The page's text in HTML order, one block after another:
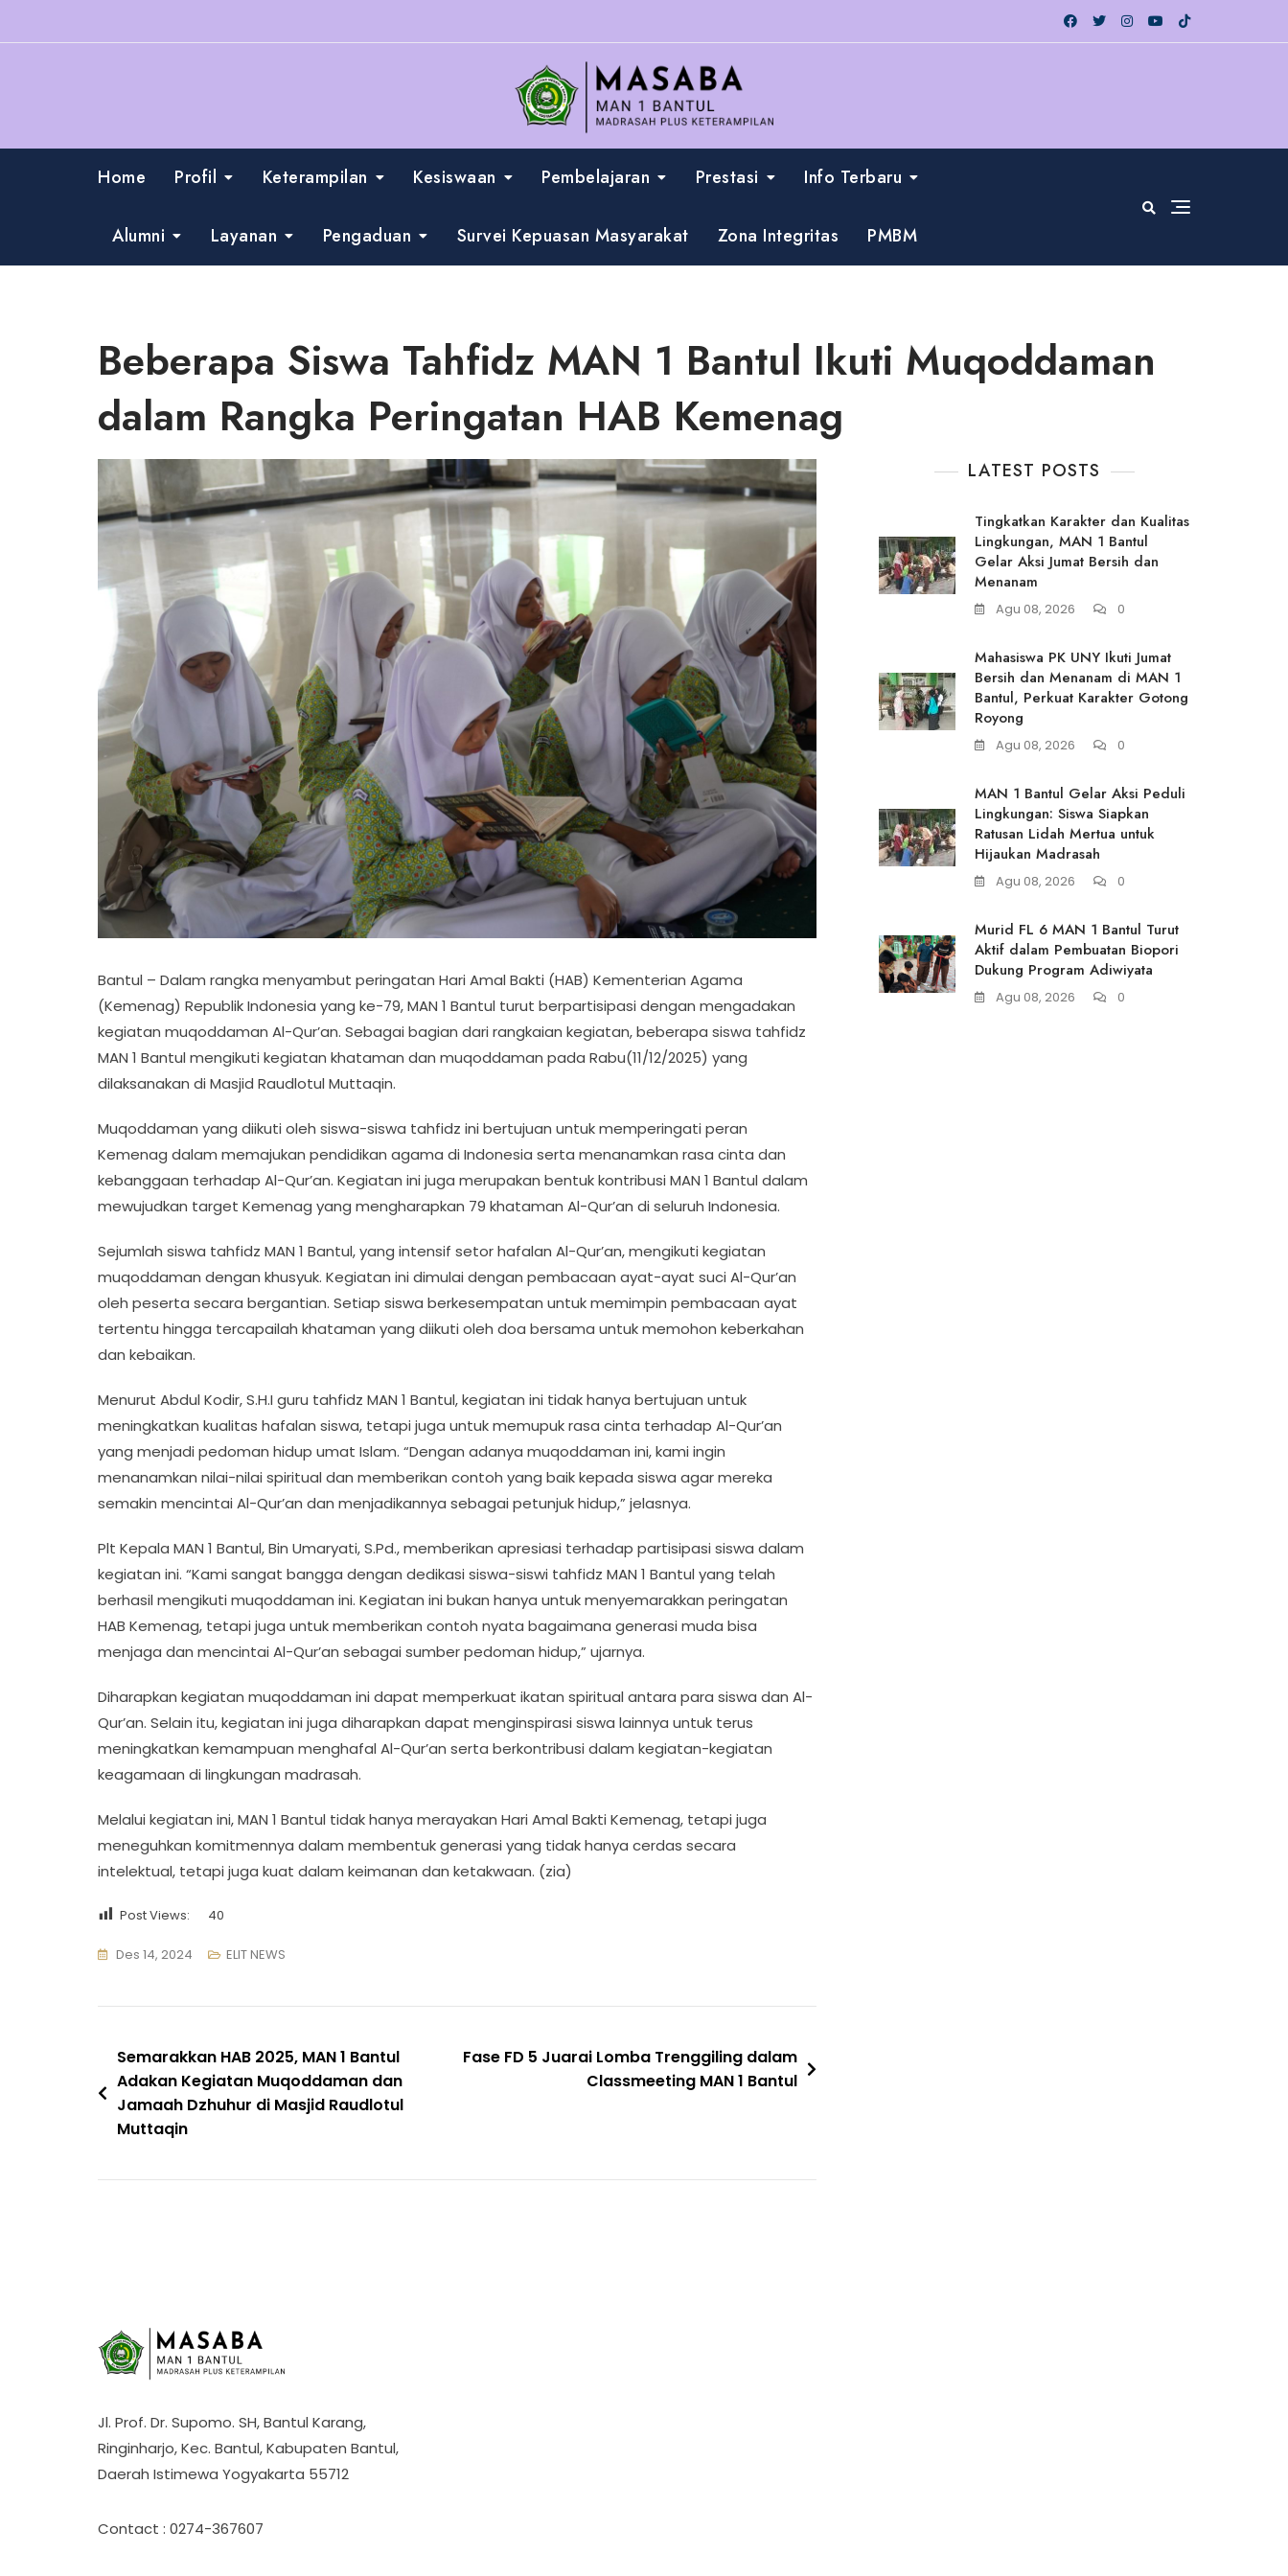
Home Profil Keterampilan Kesiswaan Pembelajaran Prestasi Info Terbaru
Alumni Layanan Pengaduan Survei Kepuasan Masyarakat Zona Integritas PMBM
Beberapa Siswa Tahfidz MAN 1 Bantul Ikuti Muqoddaman
dalam Rangka Peringatan HAB Kemenag
Bantul – Dalam rangka menyambut peringatan Hari Amal Bakti (HAB) Kementerian Agama
(Kemenag) Republik Indonesia yang ke-79, MAN 1 Bantul turut berpartisipasi dengan mengadakan
kegiatan muqoddaman Al-Qur’an. Sebagai bagian dari rangkaian kegiatan, beberapa siswa tahfidz
MAN 1 Bantul mengikuti kegiatan khataman dan muqoddaman pada Rabu(11/12/2025) yang
dilaksanakan di Masjid Raudlotul Muttaqin.
Muqoddaman yang diikuti oleh siswa-siswa tahfidz ini bertujuan untuk memperingati peran
Kemenag dalam memajukan pendidikan agama di Indonesia serta menanamkan rasa cinta dan
kebanggaan terhadap Al-Qur’an. Kegiatan ini juga merupakan bentuk kontribusi MAN 1 Bantul dalam
mewujudkan target Kemenag yang mengharapkan 79 khataman Al-Qur’an di seluruh Indonesia.
Sejumlah siswa tahfidz MAN 1 Bantul, yang intensif setor hafalan Al-Qur’an, mengikuti kegiatan
muqoddaman dengan khusyuk. Kegiatan ini dimulai dengan pembacaan ayat-ayat suci Al-Qur’an
oleh peserta secara bergantian. Setiap siswa berkesempatan untuk memimpin pembacaan ayat
tertentu hingga tercapailah khataman yang diikuti oleh doa bersama untuk memohon keberkahan
dan kebaikan.
Menurut Abdul Kodir, S.H.I guru tahfidz MAN 1 Bantul, kegiatan ini tidak hanya bertujuan untuk
meningkatkan kualitas hafalan siswa, tetapi juga untuk memupuk rasa cinta terhadap Al-Qur’an
yang menjadi pedoman hidup umat Islam. “Dengan adanya muqoddaman ini, kami ingin
menanamkan nilai-nilai spiritual dan memberikan contoh yang baik kepada siswa agar mereka
semakin mencintai Al-Qur’an dan menjadikannya sebagai petunjuk hidup,” jelasnya.
Plt Kepala MAN 1 Bantul, Bin Umaryati, S.Pd., memberikan apresiasi terhadap partisipasi siswa dalam
kegiatan ini. “Kami sangat bangga dengan dedikasi siswa-siswi tahfidz MAN 1 Bantul yang telah
berhasil mengikuti muqoddaman ini. Kegiatan ini bukan hanya untuk menyemarakkan peringatan
HAB Kemenag, tetapi juga untuk memberikan contoh nyata bagaimana generasi muda bisa
menjaga dan mencintai Al-Qur’an sebagai sumber pedoman hidup,” ujarnya.
Diharapkan kegiatan muqoddaman ini dapat memperkuat ikatan spiritual antara para siswa dan Al-
Qur’an. Selain itu, kegiatan ini juga diharapkan dapat menginspirasi siswa lainnya untuk terus
meningkatkan kemampuan menghafal Al-Qur’an serta berkontribusi dalam kegiatan-kegiatan
keagamaan di lingkungan madrasah.
Melalui kegiatan ini, MAN 1 Bantul tidak hanya merayakan Hari Amal Bakti Kemenag, tetapi juga
meneguhkan komitmennya dalam membentuk generasi yang tidak hanya cerdas secara
intelektual, tetapi juga kuat dalam keimanan dan ketakwaan. (zia)
Post Views: 40
Des 14, 2024 ELIT NEWS
Navigasi
pos
Semarakkan HAB 2025, MAN 1 Bantul
Adakan Kegiatan Muqoddaman dan
Jamaah Dzhuhur di Masjid Raudlotul
Muttaqin
Fase FD 5 Juarai Lomba Trenggiling dalam
Classmeeting MAN 1 Bantul
LATEST POSTS
Tingkatkan Karakter dan Kualitas
Lingkungan, MAN 1 Bantul
Gelar Aksi Jumat Bersih dan
Menanam
Agu 08, 2026 0
Mahasiswa PK UNY Ikuti Jumat
Bersih dan Menanam di MAN 1
Bantul, Perkuat Karakter Gotong
Royong
Agu 08, 2026 0
MAN 1 Bantul Gelar Aksi Peduli
Lingkungan: Siswa Siapkan
Ratusan Lidah Mertua untuk
Hijaukan Madrasah
Agu 08, 2026 0
Murid FL 6 MAN 1 Bantul Turut
Aktif dalam Pembuatan Biopori
Dukung Program Adiwiyata
Agu 08, 2026 0
Jl. Prof. Dr. Supomo. SH, Bantul Karang,
Ringinharjo, Kec. Bantul, Kabupaten Bantul,
Daerah Istimewa Yogyakarta 55712
Contact : 0274-367607